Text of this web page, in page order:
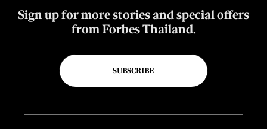
Sign up for more stories and special offers
from Forbes Thailand.
SUBSCRIBE